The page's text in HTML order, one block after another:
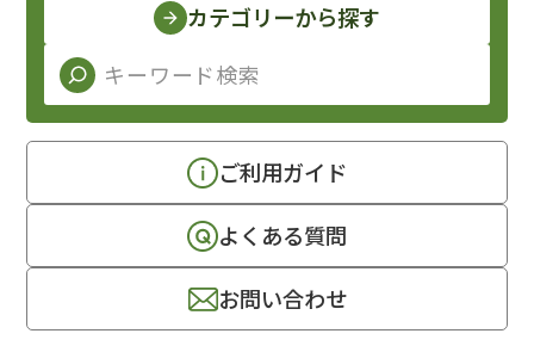
カテゴリーから探す
ご利用ガイド
よくある質問
お問い合わせ